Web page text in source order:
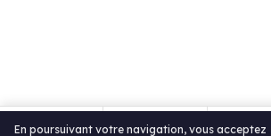
En poursuivant votre navigation, vous acceptez